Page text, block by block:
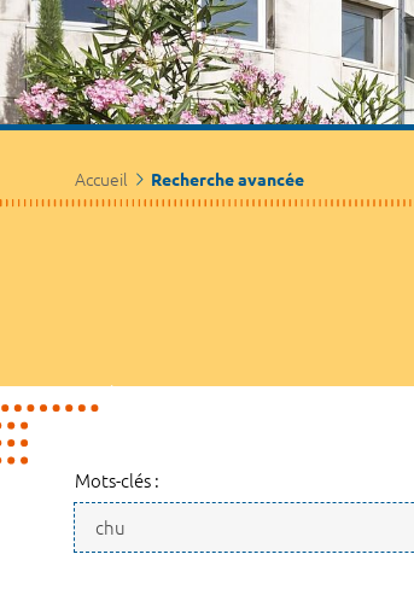
Accueil Recherche avancée
Mots-clés :